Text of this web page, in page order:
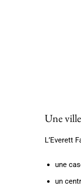
Une
L’Everett
une
un